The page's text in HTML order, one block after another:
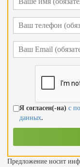
Я согласен(-на) с
данных.
Предложение носит